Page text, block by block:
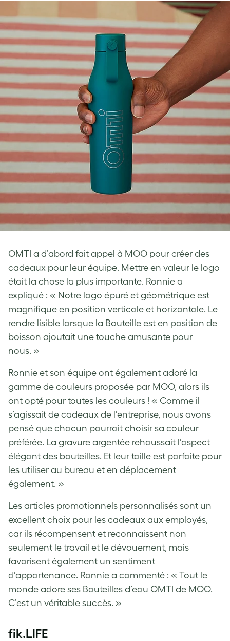
OMTI a d’abord fait appel à MOO pour créer des
cadeaux pour leur équipe. Mettre en valeur le logo
était la chose la plus importante. Ronnie a
expliqué : « Notre logo épuré et géométrique est
magnifique en position verticale et horizontale. Le
rendre lisible lorsque la Bouteille est en position de
boisson ajoutait une touche amusante pour
nous. »
Ronnie et son équipe ont également adoré la
gamme de couleurs proposée par MOO, alors ils
ont opté pour toutes les couleurs ! « Comme il
s’agissait de cadeaux de l’entreprise, nous avons
pensé que chacun pourrait choisir sa couleur
préférée. La gravure argentée rehaussait l’aspect
élégant des bouteilles. Et leur taille est parfaite pour
les utiliser au bureau et en déplacement
également. »
Les articles promotionnels personnalisés sont un
excellent choix pour les cadeaux aux employés,
car ils récompensent et reconnaissent non
seulement le travail et le dévouement, mais
favorisent également un sentiment
d’appartenance. Ronnie a commenté : « Tout le
monde adore ses Bouteilles d’eau OMTI de MOO.
C’est un véritable succès. »
fik.LIFE